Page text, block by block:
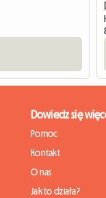
Dowiedz się
Pomoc
Kontakt
O nas
Jak to działa?